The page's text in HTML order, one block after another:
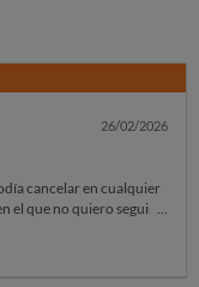
26/02/2026
cancelar en cualquier
el que no quiero seguir y
con el curso por